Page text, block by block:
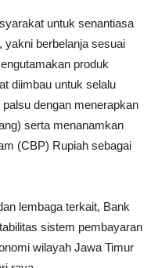
untuk senantiasa
yakni berbelanja sesuai
produk
diimbau untuk selalu
dengan menerapkan
serta menanamkan
(CBP) Rupiah sebagai
lembaga terkait, Bank
sistem pembayaran
wilayah Jawa Timur